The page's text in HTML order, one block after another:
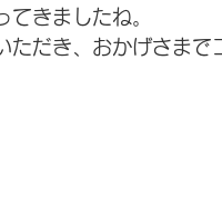
きましたね。
ただき、おかげさまで